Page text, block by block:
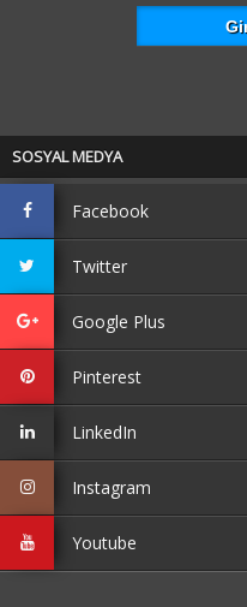
SOSYAL MEDYA
Facebook
Twitter
Google Plus
Pinterest
LinkedIn
Instagram
Youtube